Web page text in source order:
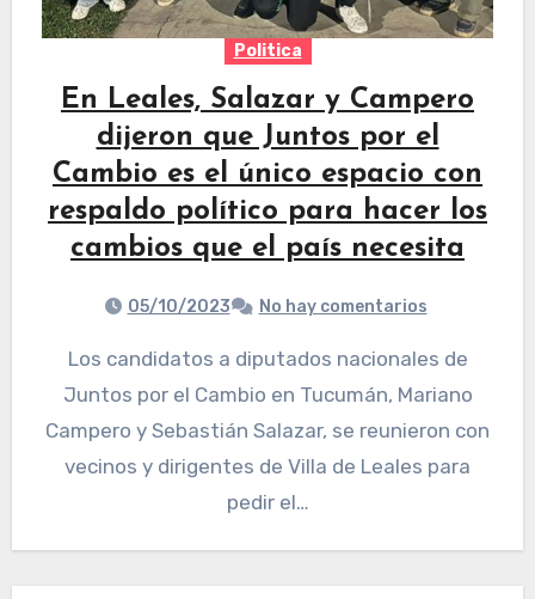
Politica
En Leales, Salazar y Campero
dijeron que Juntos por el
Cambio es el único espacio con
respaldo político para hacer los
cambios que el país necesita
05/10/2023 No hay comentarios
Los candidatos a diputados nacionales de
Juntos por el Cambio en Tucumán, Mariano
Campero y Sebastián Salazar, se reunieron con
vecinos y dirigentes de Villa de Leales para
pedir el…